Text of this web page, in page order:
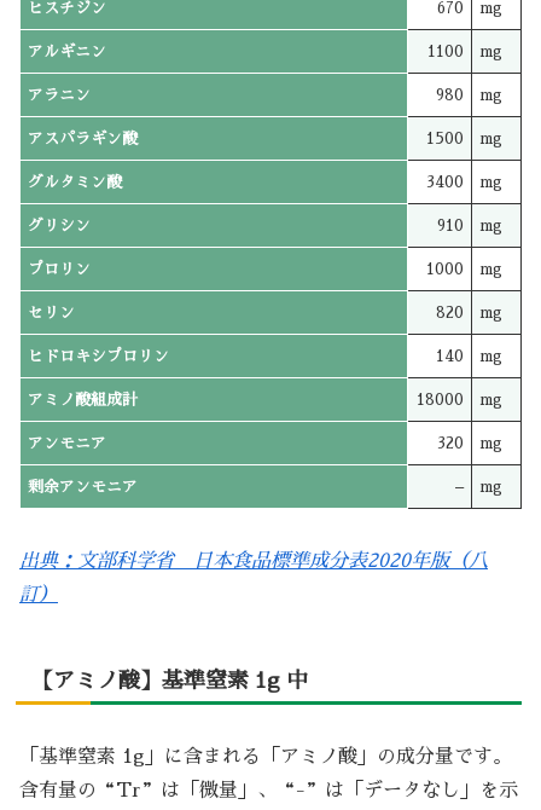
ヒスチジン 670 mg
アルギニン 1100 mg
アラニン 980 mg
アスパラギン酸 1500 mg
グルタミン酸 3400 mg
グリシン 910 mg
プロリン 1000 mg
セリン 820 mg
ヒドロキシプロリン 140 mg
アミノ酸組成計 18000 mg
アンモニア 320 mg
剰余アンモニア – mg
出典：文部科学省 日本食品標準成分表2020年版（八
訂）
【アミノ酸】基準窒素 1g 中
「基準窒素 1g」に含まれる「アミノ酸」の成分量です。
含有量の“Tr”は「微量」、“-”は「データなし」を示